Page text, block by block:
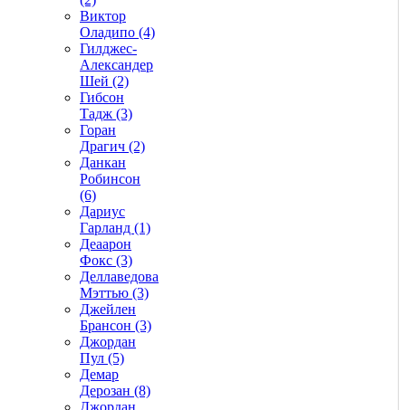
Виктор
Оладипо (4)
Гилджес-
Александер
Шей (2)
Гибсон
Тадж (3)
Горан
Драгич (2)
Данкан
Робинсон
(6)
Дариус
Гарланд (1)
Деаарон
Фокс (3)
Деллаведова
Мэттью (3)
Джейлен
Брансон (3)
Джордан
Пул (5)
Демар
Дерозан (8)
Джордан